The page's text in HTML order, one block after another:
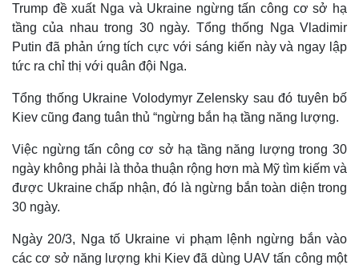
Trump đề xuất Nga và Ukraine ngừng tấn công cơ sở hạ
tầng của nhau trong 30 ngày. Tổng thống Nga Vladimir
Putin đã phản ứng tích cực với sáng kiến này và ngay lập
tức ra chỉ thị với quân đội Nga.
Tổng thống Ukraine Volodymyr Zelensky sau đó tuyên bố
Kiev cũng đang tuân thủ “ngừng bắn hạ tầng năng lượng.
Việc ngừng tấn công cơ sở hạ tầng năng lượng trong 30
ngày không phải là thỏa thuận rộng hơn mà Mỹ tìm kiếm và
được Ukraine chấp nhận, đó là ngừng bắn toàn diện trong
30 ngày.
Ngày 20/3, Nga tố Ukraine vi phạm lệnh ngừng bắn vào
các cơ sở năng lượng khi Kiev đã dùng UAV tấn công một